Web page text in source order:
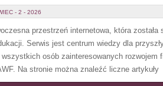
- 2 - 2026
przestrzeń internetowa, która
Serwis jest centrum wiedzy dla
osób zainteresowanych rozwojem
Na stronie można znaleźć liczne artykuły